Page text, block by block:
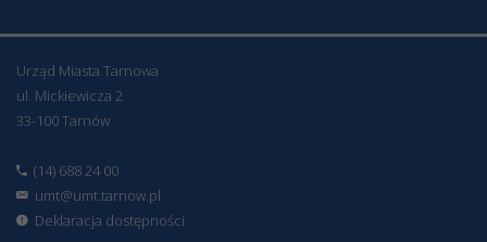
Urząd Miasta Tarnowa
ul. Mickiewicza 2
33-100 Tarnów
(14) 688 24 00
umt@umt.tarnow.pl
Deklaracja dostępności